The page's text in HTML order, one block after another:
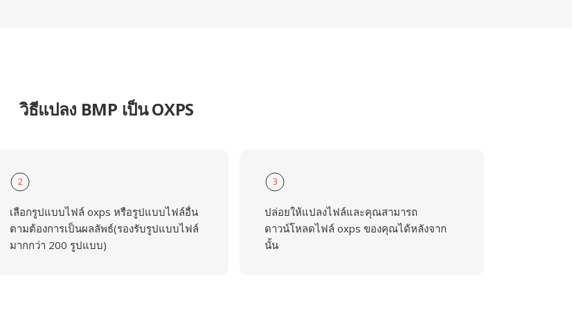
วิธีแปลง BMP เป็น OXPS
2
เลือกรูปแบบไฟล์ oxps หรือรูปแบบไฟล์อื่น
ตามต้องการเป็นผลลัพธ์(รองรับรูปแบบไฟล์
มากกว่า 200 รูปแบบ)
3
ปล่อยให้แปลงไฟล์และคุณสามารถ
ดาวน์โหลดไฟล์ oxps ของคุณได้หลังจาก
นั้น